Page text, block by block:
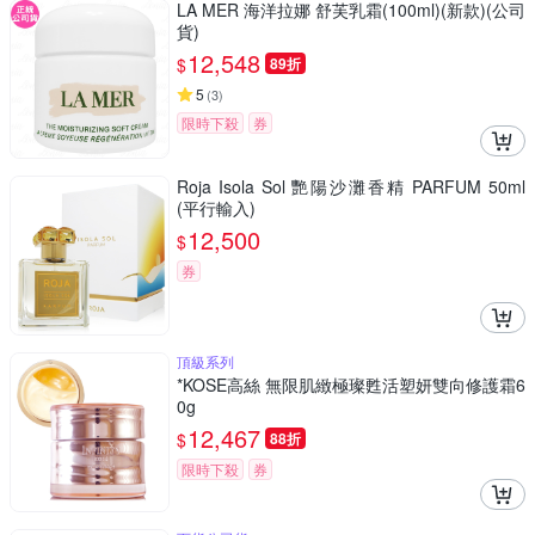
LA MER 海洋拉娜 舒芙乳霜(100ml)(新款)(公司
貨)
$12,548 89折
5 (3)
限時下殺 券
Roja Isola Sol 艷陽沙灘香精 PARFUM 50ml
(平行輸入)
$12,500
券
頂級系列
*KOSE高絲 無限肌緻極璨甦活塑妍雙向修護霜6
0g
$12,467 88折
限時下殺 券